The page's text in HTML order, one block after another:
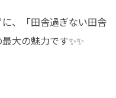
、「田舎過ぎない田舎
大の魅力です✨✨